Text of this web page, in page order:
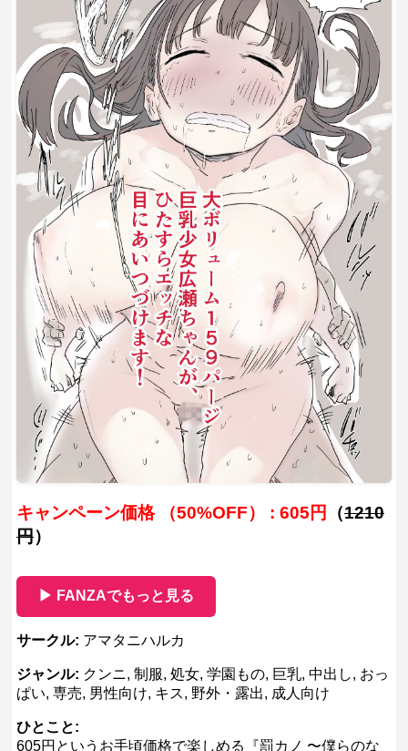
キャンペーン価格 （50%OFF） : 605円 （1210
円）
▶ FANZAでもっと見る
サークル: アマタニハルカ
ジャンル: クンニ, 制服, 処女, 学園もの, 巨乳, 中出し, おっ
ぱい, 専売, 男性向け, キス, 野外・露出, 成人向け
ひとこと:
605円というお手頃価格で楽しめる『罰カノ 〜僕らのな